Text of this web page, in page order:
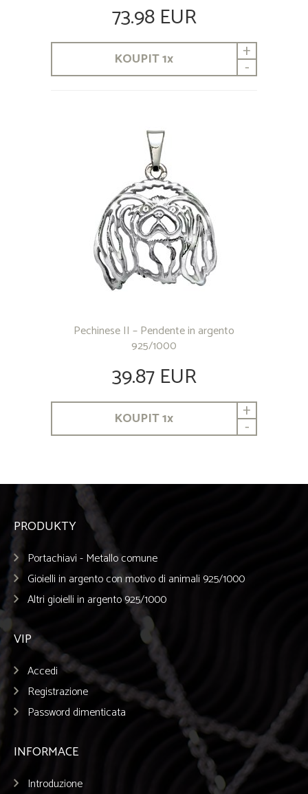
73.98 EUR
KOUPIT1x +
-
Pechinese II – Pendente in argento
925/1000
39.87 EUR
KOUPIT1x +
-
PRODUKTY
Portachiavi - Metallo comune
Gioielli in argento con motivo di animali 925/1000
Altri gioielli in argento 925/1000
VIP
Accedi
Registrazione
Password dimenticata
INFORMACE
Introduzione